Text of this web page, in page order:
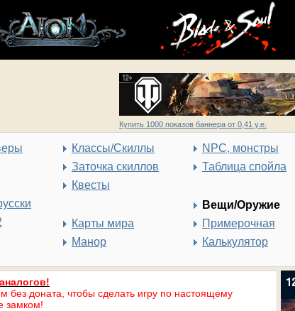
Купить 1000 показов баннера от 0,41 у.е.
Классы/Скиллы
Заточка скиллов
Квесты
Карты мира
Манор
NPC, монстры
Таблица спойла
Вещи/Оружие
Примерочная
Калькулятор
без доната, чтобы сделать игру по настоящему
замком!